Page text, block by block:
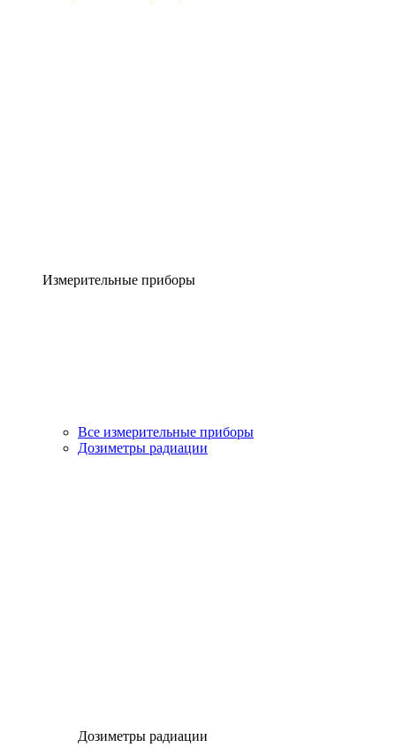
Измерительные приборы
Все измерительные приборы
Дозиметры радиации
Дозиметры радиации